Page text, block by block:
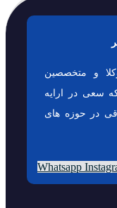
و متخصصین
سعی در ارایه
در حوزه های
Whatsapp